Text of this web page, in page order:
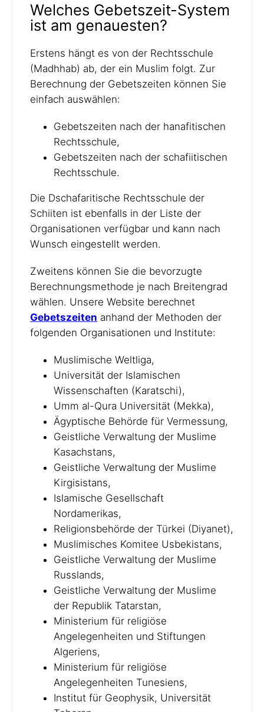
Welches Gebetszeit-System
ist am genauesten?
Erstens hängt es von der Rechtsschule
(Madhhab) ab, der ein Muslim folgt. Zur
Berechnung der Gebetszeiten können Sie
einfach auswählen:
Gebetszeiten nach der hanafitischen
Rechtsschule,
Gebetszeiten nach der schafiitischen
Rechtsschule.
Die Dschafaritische Rechtsschule der
Schiiten ist ebenfalls in der Liste der
Organisationen verfügbar und kann nach
Wunsch eingestellt werden.
Zweitens können Sie die bevorzugte
Berechnungsmethode je nach Breitengrad
wählen. Unsere Website berechnet
Gebetszeiten anhand der Methoden der
folgenden Organisationen und Institute:
Muslimische Weltliga,
Universität der Islamischen
Wissenschaften (Karatschi),
Umm al-Qura Universität (Mekka),
Ägyptische Behörde für Vermessung,
Geistliche Verwaltung der Muslime
Kasachstans,
Geistliche Verwaltung der Muslime
Kirgisistans,
Islamische Gesellschaft
Nordamerikas,
Religionsbehörde der Türkei (Diyanet),
Muslimisches Komitee Usbekistans,
Geistliche Verwaltung der Muslime
Russlands,
Geistliche Verwaltung der Muslime
der Republik Tatarstan,
Ministerium für religiöse
Angelegenheiten und Stiftungen
Algeriens,
Ministerium für religiöse
Angelegenheiten Tunesiens,
Institut für Geophysik, Universität